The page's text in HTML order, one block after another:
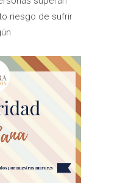
riesgo de sufrir